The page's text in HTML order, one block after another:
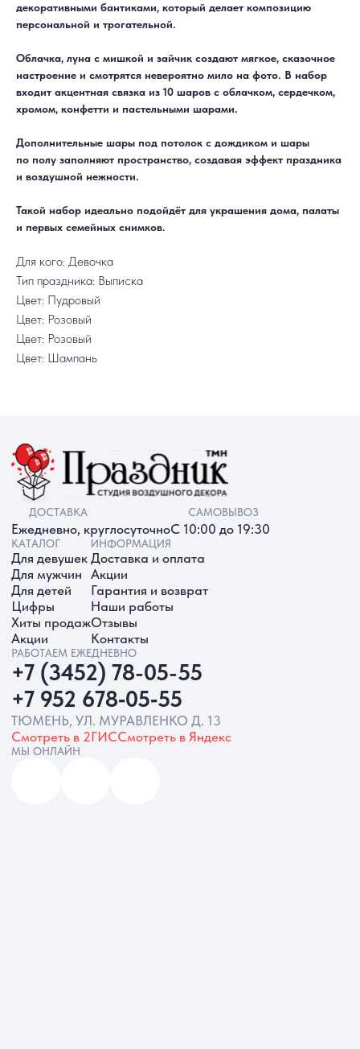
декоративными бантиками, который делает композицию
персональной и трогательной.
Облачка, луна с мишкой и зайчик создают мягкое, сказочное
настроение и смотрятся невероятно мило на фото. В набор
входит акцентная связка из 10 шаров с облачком, сердечком,
хромом, конфетти и пастельными шарами.
Дополнительные шары под потолок с дождиком и шары
по полу заполняют пространство, создавая эффект праздника
и воздушной нежности.
Такой набор идеально подойдёт для украшения дома, палаты
и первых семейных снимков.
Для кого: Девочка
Тип праздника: Выписка
Цвет: Пудровый
Цвет: Розовый
Цвет: Розовый
Цвет: Шампань
ИП Батырева Марина Александровна,
ИНН 720413822766, ОГРНИП
325723200064191
Политика обработки ПД
Согласие на обработку ПД
Политика Cookie
Согласие на рекламную рассылку
Разработка сайта
Ежедневно, круглосуточноС 10:00 до 19:30
Для девушек
Для мужчин
Цифры
Акции
Доставка и оплата
Акции
Гарантия и возврат
Наши работы
РАБОТАЕМ ЕЖЕДНЕВНО
+7 (3452) 78-05-55
+7 952 678‑05‑55
Смотреть в 2ГИС Смотреть в Яндекс